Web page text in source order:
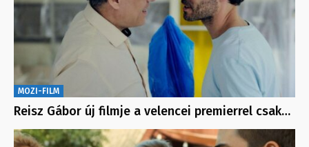
MOZI-FILM
Reisz Gábor új filmje a velencei premierrel csak…